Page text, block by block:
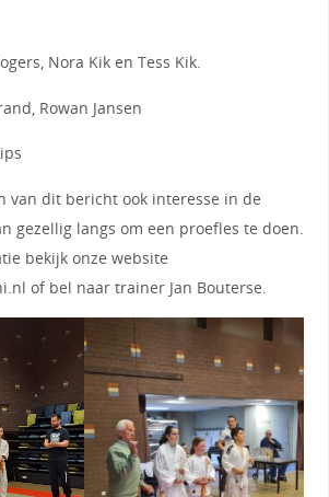
Nora Kik en Tess Kik.
Rowan Jansen
van dit bericht ook interesse in de
gezellig langs om een proefles te doen.
bekijk onze website
of bel naar trainer Jan Bouterse.